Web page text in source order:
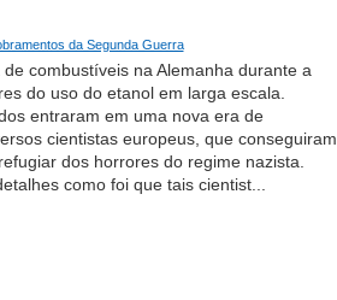
da Segunda Guerra
de combustíveis na Alemanha durante a
do uso do etanol em larga escala.
entraram em uma nova era de
cientistas europeus, que conseguiram
dos horrores do regime nazista.
como foi que tais cientist...